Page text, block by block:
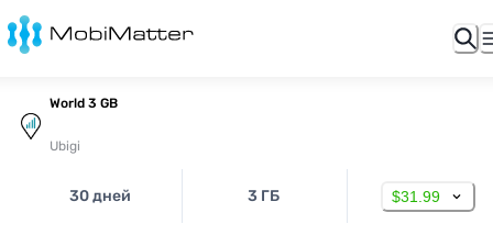
World 3 GB
Ubigi
30 дней 3 ГБ $31.99